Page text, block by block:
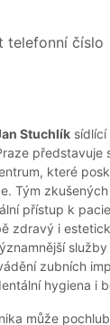
telefonní číslo
Stuchlík sídlící
představuje
které
Tým
přístup k
zdravý i
zubních
hygiena i
může